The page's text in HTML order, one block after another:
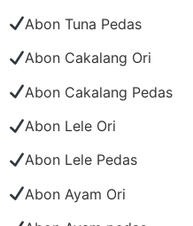
Abon Tuna Pedas
Abon Cakalang Ori
Abon Cakalang Pedas
Abon Lele Ori
Abon Lele Pedas
Abon Ayam Ori